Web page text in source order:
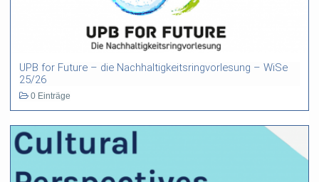
UPB for Future – die Nachhaltigkeitsringvorlesung – WiSe
25/26
0 Einträge